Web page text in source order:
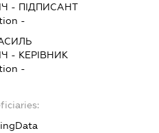
- ПІДПИСАНТ
-
- КЕРІВНИК
-